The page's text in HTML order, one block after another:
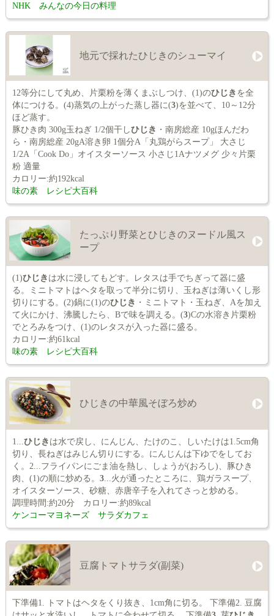
NHK みんなの今日の料理
地元で採れたひじきのシューマイ
12等分にして丸め、片栗粉を薄くまぶしつけ、(1)のひじき を全
体につける。(4)蒸気の上がった蒸し器に(3)を並べて、10～12分
ほど蒸す。
豚ひき肉 300g玉ねぎ 1/2個干しひじき ・南房総産 10gほんだわ
ら・南房総産 20gA溶き卵 1個分A「丸鶏がらスープ」 大さじ
1/2A「Cook Do」オイスターソース 小さじ1Aナツメグ 少々片栗
粉 適量
カロリー:約192kcal
味の素 レシピ大百科
たっぷり野菜とひじきのヌードル風ス
ープ
(1)ひじき は水に浸してもどす。レタスは手でちぎって器に盛
る。ミニトマトはヘタを取って半分に切り、玉ねぎは薄いくし形
切りにする。(2)鍋に(1)のひじき ・ミニトマト・玉ねぎ、Aを加え
て火にかけ、沸騰したら、Bで味を調える。(3)Cの水溶き片栗粉
でとろみをつけ、(1)のレタスが入った器に盛る。
カロリー:約61kcal
味の素 レシピ大百科
ひじきの中華風そぼろ炒め
1... ひじき は水で戻し、にんじん、たけのこ、しいたけは1.5cm角
切り、長ねぎはみじん切りにする。にんじんは下ゆでをしてお
く。2...フライパンにごま油を熱し、しょうが(おろし)、豚ひき
肉、(1)の順に炒める。 3...火が通ったところに、鶏ガラスープ、
オイスターソース、砂糖、赤唐辛子を入れてさっと炒める。
調理時間:約20分 カロリー:約89kcal
ケンコーマヨネーズ サラダカフェ
豆腐トマトサラダ(副菜)
下準備1. トマトはヘタをくり抜き、1cm角に切る。 下準備2. 豆腐